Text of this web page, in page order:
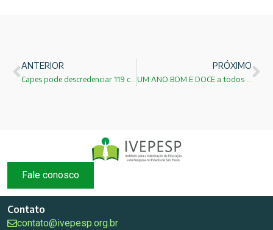
ANTERIOR PRÓXIMO
Fale conosco
Contato
contato@ivepesp.org.br